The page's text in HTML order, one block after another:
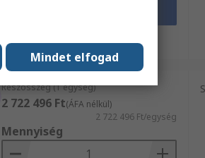
Részösszeg (1 egység)
2 722 496 Ft(ÁFA nélkül)
2 722 496 Ft/egység
Mennyiség
Mindet elfogad